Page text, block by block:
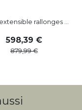
rallonges ...
598,39
879,99